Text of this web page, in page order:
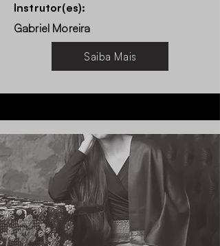
Instrutor(es):
Gabriel Moreira
Saiba Mais